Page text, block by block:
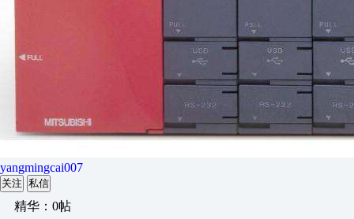
yangmingcai007
关注 私信
精华：0帖